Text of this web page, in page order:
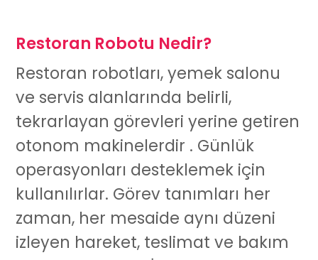
Restoran Robotu Nedir?
Restoran robotları, yemek salonu
ve servis alanlarında belirli,
tekrarlayan görevleri yerine getiren
otonom makinelerdir . Günlük
operasyonları desteklemek için
kullanılırlar. Görev tanımları her
zaman, her mesaide aynı düzeni
izleyen hareket, teslimat ve bakım